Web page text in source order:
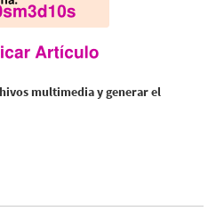
multimedia y generar el